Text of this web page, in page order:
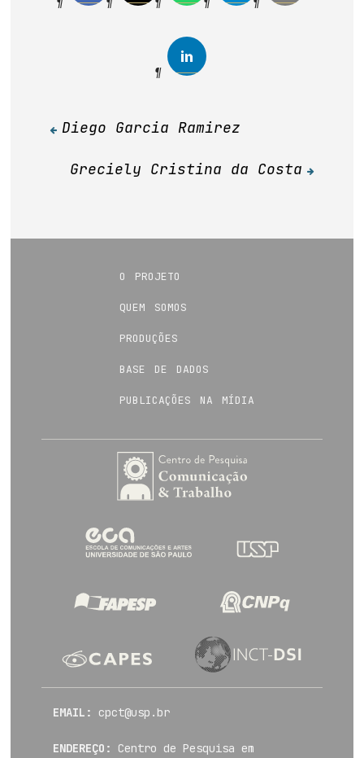
Navegação
de
Diego Garcia Ramirez
Greciely Cristina da Costa
o projeto
quem somos
produções
base de dados
publicações na mídia
EMAIL: cpct@usp.br
ENDEREÇO: Centro de Pesquisa em